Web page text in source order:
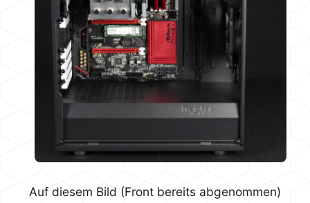
Auf diesem Bild (Front bereits abgenommen)